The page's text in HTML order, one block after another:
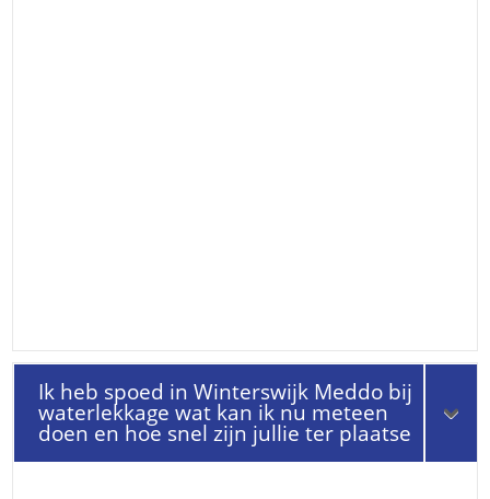
Ik heb spoed in Winterswijk Meddo bij
waterlekkage wat kan ik nu meteen
doen en hoe snel zijn jullie ter plaatse